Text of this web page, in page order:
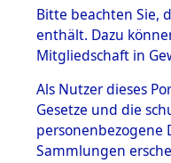
BESTÄNDE
1.
mente
5. Verschiedenes
5.3
Todesmärsche
Bitte beachten Sie,
enthält. Dazu
Mitgliedschaft in
Als Nutzer dieses
Gesetze und die
personenbezogene
Sammlungen